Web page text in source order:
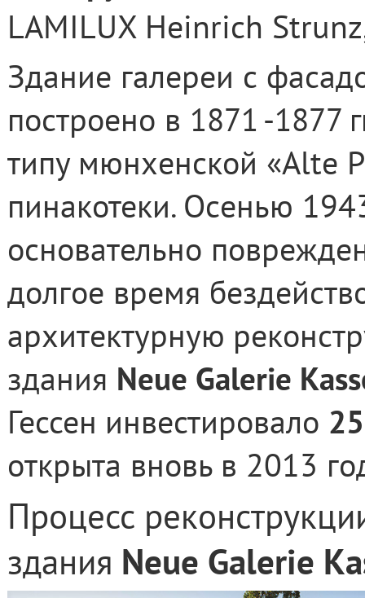
LAMILUX Heinrich
Здание галереи с
построено в 1871 -1877
типу мюнхенской «Alte
пинакотеки. Осенью
основательно
долгое время
архитектурную
здания Neue Galerie
Гессен инвестировало
открыта вновь в 2013
Процесс
здания Neue Galerie